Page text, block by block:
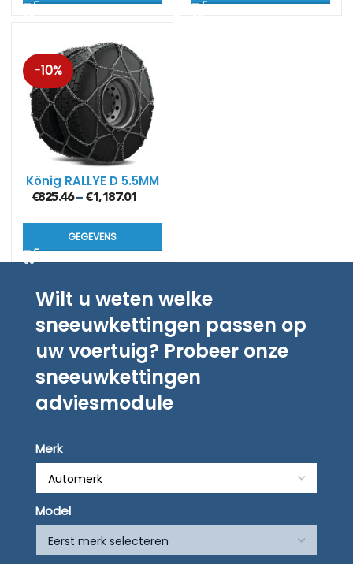
-10%
König RALLYE D 5.5MM
€825.46– €1,187.01
GEGEVENS
Wilt u weten welke
sneeuwkettingen passen op
uw voertuig? Probeer onze
sneeuwkettingen
adviesmodule
Merk
Model